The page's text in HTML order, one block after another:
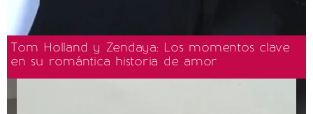
Tom Holland y Zendaya: Los momentos clave
en su romántica historia de amor